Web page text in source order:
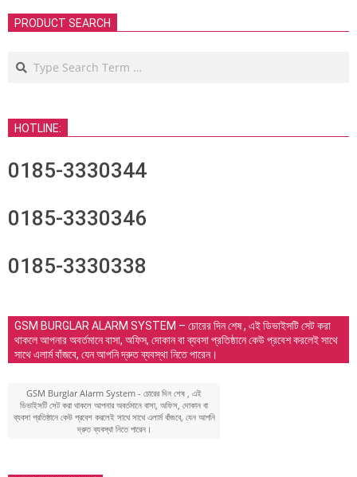
PRODUCT SEARCH
Search
HOTLINE:
0185-3330344
0185-3330346
0185-3330338
GSM BURGLAR ALARM SYSTEM – চোরের দিন শেষ , এই ডিভাইসটি সেট করা
থাকলে আপনার অবর্তমানে বাসা, অফিস, দোকান বা ব্যবসা প্রতিষ্ঠানে কেউ প্রবেশ করলেই সাথে
সাথে এলার্ম বাঁজবে, যেন আপনি দ্রুত ব্যবস্থা নিতে পারেন।
GSM Burglar Alarm System - চোরের দিন শেষ , এই
ডিভাইসটি সেট করা থাকলে আপনার অবর্তমানে বাসা, অফিস, দোকান বা
ব্যবসা প্রতিষ্ঠানে কেউ প্রবেশ করলেই সাথে সাথে এলার্ম বাঁজবে, যেন আপনি
দ্রুত ব্যবস্থা নিতে পারেন।